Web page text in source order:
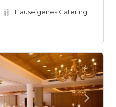
Hauseigenes Catering